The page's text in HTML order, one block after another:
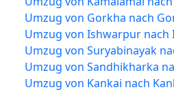
Umzug von Gorkha nach
Umzug von Ishwarpur
Umzug von Suryabinayak
Umzug von Sandhikharka
Umzug von Kankai nach